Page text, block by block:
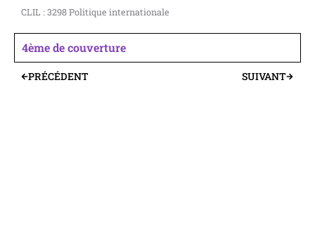
CLIL : 3298 Politique internationale
4ème de couverture
Précédent
PRÉCÉDENT SUIVANTSuivant